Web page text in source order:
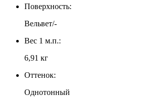
Поверхность:
Вельвет/-
Вес 1 м.п.:
6,91 кг
Оттенок:
Однотонный